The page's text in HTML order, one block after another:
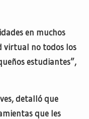
en muchos
virtual no todos los
estudiantes”,
detalló que
que les